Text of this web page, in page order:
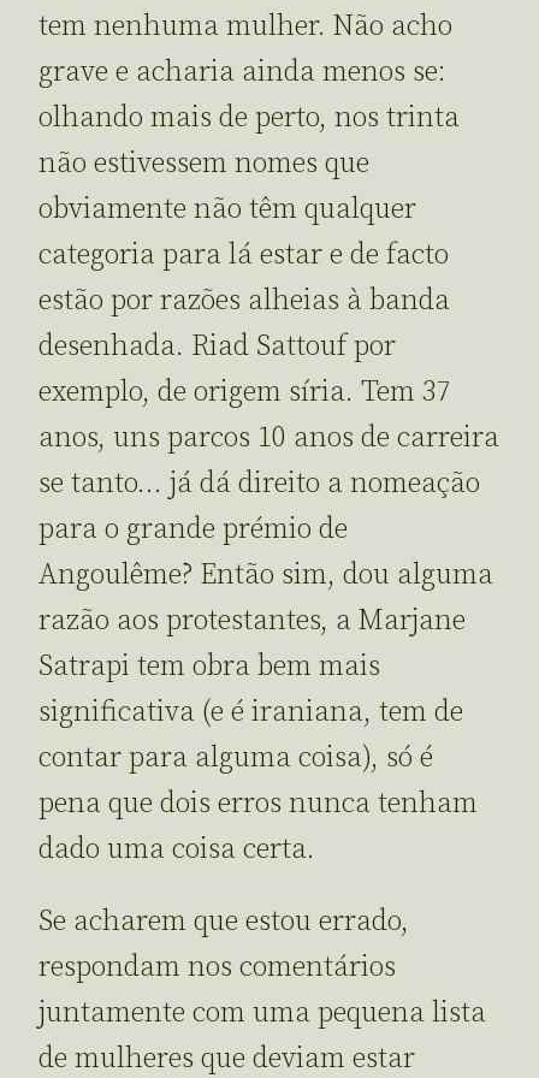
tem nenhuma mulher. Não acho
grave e acharia ainda menos se:
olhando mais de perto, nos trinta
não estivessem nomes que
obviamente não têm qualquer
categoria para lá estar e de facto
estão por razões alheias à banda
desenhada. Riad Sattouf por
exemplo, de origem síria. Tem 37
anos, uns parcos 10 anos de carreira
se tanto… já dá direito a nomeação
para o grande prémio de
Angoulême? Então sim, dou alguma
razão aos protestantes, a Marjane
Satrapi tem obra bem mais
significativa (e é iraniana, tem de
contar para alguma coisa), só é
pena que dois erros nunca tenham
dado uma coisa certa.
Se acharem que estou errado,
respondam nos comentários
juntamente com uma pequena lista
de mulheres que deviam estar